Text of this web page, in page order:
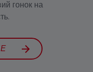
гонок на